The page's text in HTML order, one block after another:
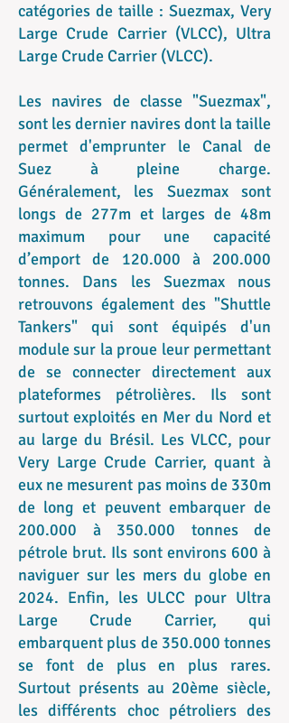
catégories de taille : Suezmax, Very
Large Crude Carrier (VLCC), Ultra
Large Crude Carrier (VLCC).
Les navires de classe "Suezmax",
sont les dernier navires dont la taille
permet d'emprunter le Canal de
Suez à pleine charge.
Généralement, les Suezmax sont
longs de 277m et larges de 48m
maximum pour une capacité
d’emport de 120.000 à 200.000
tonnes. Dans les Suezmax nous
retrouvons également des "Shuttle
Tankers" qui sont équipés d'un
module sur la proue leur permettant
de se connecter directement aux
plateformes pétrolières. Ils sont
surtout exploités en Mer du Nord et
au large du Brésil. Les VLCC, pour
Very Large Crude Carrier, quant à
eux ne mesurent pas moins de 330m
de long et peuvent embarquer de
200.000 à 350.000 tonnes de
pétrole brut. Ils sont environs 600 à
naviguer sur les mers du globe en
2024. Enfin, les ULCC pour Ultra
Large Crude Carrier, qui
embarquent plus de 350.000 tonnes
se font de plus en plus rares.
Surtout présents au 20ème siècle,
les différents choc pétroliers des